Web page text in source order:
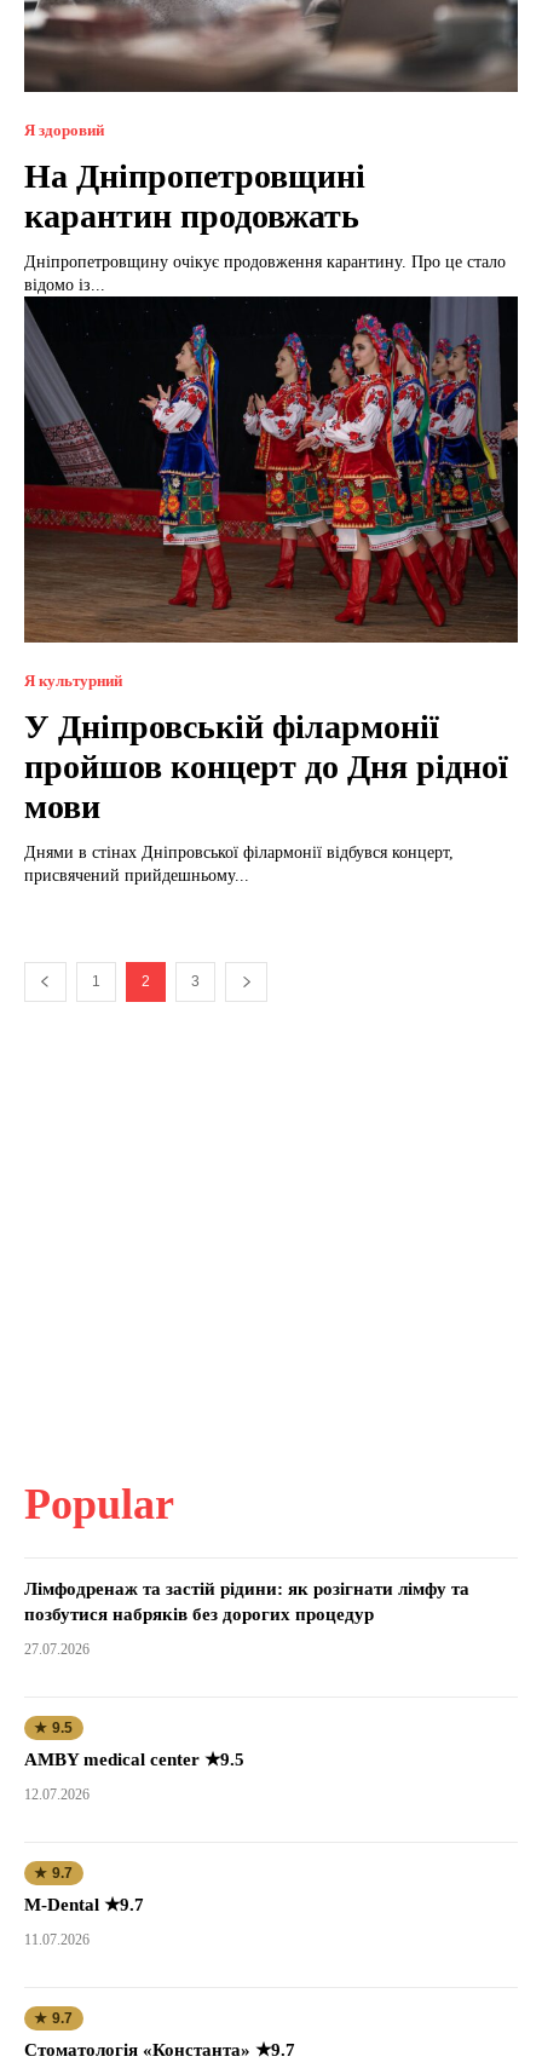
Я здоровий
На Дніпропетровщині
карантин продовжать
Дніпропетровщину очікує продовження карантину. Про це стало
відомо із...
Я культурний
У Дніпровській філармонії
пройшов концерт до Дня рідної
мови
Днями в стінах Дніпровської філармонії відбувся концерт,
присвячений прийдешньому...
1 2 3
Popular
Лімфодренаж та застій рідини: як розігнати лімфу та
позбутися набряків без дорогих процедур
27.07.2026
★ 9.5
AMBY medical center ★9.5
12.07.2026
★ 9.7
M-Dental ★9.7
11.07.2026
★ 9.7
Стоматологія «Константа» ★9.7